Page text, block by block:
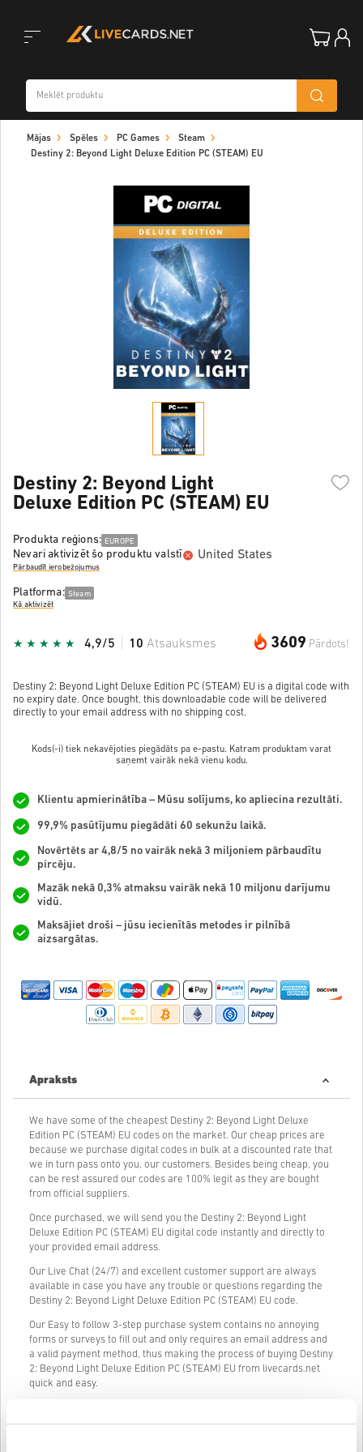
navigation
Mājas Spēles PC Games
Steam
Destiny 2: Beyond Light Deluxe Edition PC (STEAM) EU
Destiny 2: Beyond Light
Deluxe Edition PC (STEAM) EU
Produkta reģions: EUROPE
Nevari aktivizēt šo produktu valstī United States
Pārbaudīt ierobežojumus
Platforma: Steam
Kā aktivizēt
3609 Pārdots!
4,9/5 10 Atsauksmes
Destiny 2: Beyond Light Deluxe Edition PC (STEAM) EU is a digital code with
no expiry date. Once bought, this downloadable code will be delivered
directly to your email address with no shipping cost.
Kods(-i) tiek nekavējoties piegādāts pa e-pastu. Katram produktam varat
saņemt vairāk nekā vienu kodu.
Klientu apmierinātība – Mūsu solījums, ko apliecina rezultāti.
99,9% pasūtījumu piegādāti 60 sekunžu laikā.
Novērtēts ar 4,8/5 no vairāk nekā 3 miljoniem pārbaudītu
pircēju.
Mazāk nekā 0,3% atmaksu vairāk nekā 10 miljonu darījumu
vidū.
Maksājiet droši – jūsu iecienītās metodes ir pilnībā
aizsargātas.
Apraksts
We have some of the cheapest Destiny 2: Beyond Light Deluxe
Edition PC (STEAM) EU codes on the market. Our cheap prices are
because we purchase digital codes in bulk at a discounted rate that
we in turn pass onto you, our customers. Besides being cheap, you
can be rest assured our codes are 100% legit as they are bought
from official suppliers.
Once purchased, we will send you the Destiny 2: Beyond Light
Deluxe Edition PC (STEAM) EU digital code instantly and directly to
your provided email address.
Our Live Chat (24/7) and excellent customer support are always
available in case you have any trouble or questions regarding the
Destiny 2: Beyond Light Deluxe Edition PC (STEAM) EU code.
Our Easy to follow 3-step purchase system contains no annoying
forms or surveys to fill out and only requires an email address and
a valid payment method, thus making the process of buying Destiny
2: Beyond Light Deluxe Edition PC (STEAM) EU from livecards.net
quick and easy.